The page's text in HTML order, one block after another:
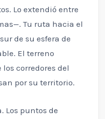
Lo extendió entre
Tu ruta hacia el
de su esfera de
El terreno
corredores del
por su territorio.
Los puntos de